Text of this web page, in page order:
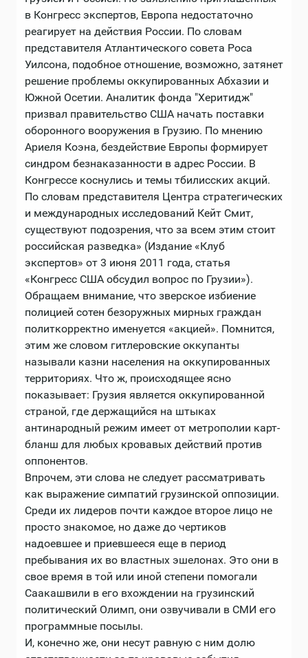
в Конгресс экспертов, Европа недостаточно
реагирует на действия России. По словам
представителя Атлантического совета Роса
Уилсона, подобное отношение, возможно, затянет
решение проблемы оккупированных Абхазии и
Южной Осетии. Аналитик фонда "Херитидж"
призвал правительство США начать поставки
оборонного вооружения в Грузию. По мнению
Ариеля Коэна, бездействие Европы формирует
синдром безнаказанности в адрес России. В
Конгрессе коснулись и темы тбилисских акций.
По словам представителя Центра стратегических
и международных исследований Кейт Смит,
существуют подозрения, что за всем этим стоит
российская разведка» (Издание «Клуб
экспертов» от 3 июня 2011 года, статья
«Конгресс США обсудил вопрос по Грузии»).
Обращаем внимание, что зверское избиение
полицией сотен безоружных мирных граждан
политкорректно именуется «акцией». Помнится,
этим же словом гитлеровские оккупанты
называли казни населения на оккупированных
территориях. Что ж, происходящее ясно
показывает: Грузия является оккупированной
страной, где держащийся на штыках
антинародный режим имеет от метрополии карт-
бланш для любых кровавых действий против
оппонентов.
Впрочем, эти слова не следует рассматривать
как выражение симпатий грузинской оппозиции.
Среди их лидеров почти каждое второе лицо не
просто знакомое, но даже до чертиков
надоевшее и приевшееся еще в период
пребывания их во властных эшелонах. Это они в
свое время в той или иной степени помогали
Саакашвили в его вхождении на грузинский
политический Олимп, они озвучивали в СМИ его
программные посылы.
И, конечно же, они несут равную с ним долю